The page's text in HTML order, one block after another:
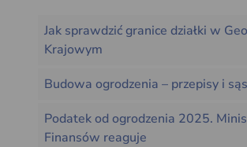
Jak sprawdzić granice działki w
Krajowym
Budowa ogrodzenia – przepisy i
Podatek od ogrodzenia 2025.
Finansów reaguje